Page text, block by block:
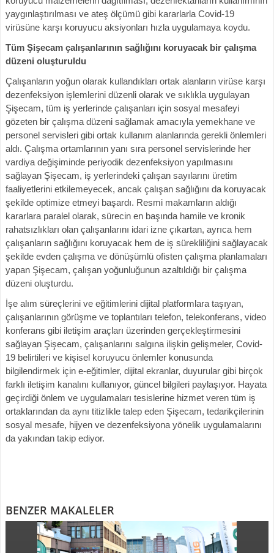
yaygınlaştırılması ve ateş ölçümü gibi kararlarla Covid-19
virüsüne karşı koruyucu aksiyonları hızla uygulamaya koydu.
Tüm Şişecam çalışanlarının sağlığını koruyacak bir çalışma
düzeni oluşturuldu
Çalışanların yoğun olarak kullandıkları ortak alanların virüse karşı
dezenfeksiyon işlemlerini düzenli olarak ve sıklıkla uygulayan
Şişecam, tüm iş yerlerinde çalışanları için sosyal mesafeyi
gözeten bir çalışma düzeni sağlamak amacıyla yemekhane ve
personel servisleri gibi ortak kullanım alanlarında gerekli önlemleri
aldı. Çalışma ortamlarının yanı sıra personel servislerinde her
vardiya değişiminde periyodik dezenfeksiyon yapılmasını
sağlayan Şişecam, iş yerlerindeki çalışan sayılarını üretim
faaliyetlerini etkilemeyecek, ancak çalışan sağlığını da koruyacak
şekilde optimize etmeyi başardı. Resmi makamların aldığı
kararlara paralel olarak, sürecin en başında hamile ve kronik
rahatsızlıkları olan çalışanlarını idari izne çıkartan, ayrıca hem
çalışanların sağlığını koruyacak hem de iş sürekliliğini sağlayacak
şekilde evden çalışma ve dönüşümlü ofisten çalışma planlamaları
yapan Şişecam, çalışan yoğunluğunun azaltıldığı bir çalışma
düzeni oluşturdu.
İşe alım süreçlerini ve eğitimlerini dijital platformlara taşıyan,
çalışanlarının görüşme ve toplantıları telefon, telekonferans, video
konferans gibi iletişim araçları üzerinden gerçekleştirmesini
sağlayan Şişecam, çalışanlarını salgına ilişkin gelişmeler, Covid-
19 belirtileri ve kişisel koruyucu önlemler konusunda
bilgilendirmek için e-eğitimler, dijital ekranlar, duyurular gibi birçok
farklı iletişim kanalını kullanıyor, güncel bilgileri paylaşıyor. Hayata
geçirdiği önlem ve uygulamaları tesislerine hizmet veren tüm iş
ortaklarından da aynı titizlikle talep eden Şişecam, tedarikçilerinin
sosyal mesafe, hijyen ve dezenfeksiyona yönelik uygulamalarını
da yakından takip ediyor.
BENZER MAKALELER